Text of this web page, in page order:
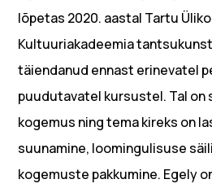
lõpetas 2020. aastal Tartu
Kultuuriakadeemia
täiendanud ennast erinevatel
puudutavatel kursustel. Tal on
kogemus ning tema kireks on
suunamine, loomingulisuse
kogemuste pakkumine. Egely